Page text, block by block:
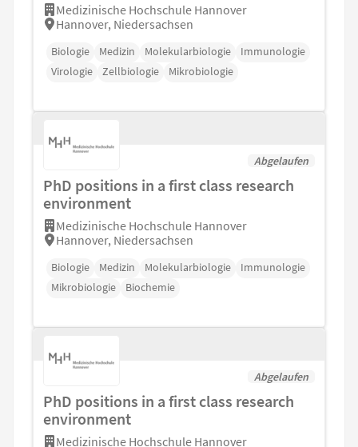
Medizinische Hochschule Hannover
Hannover, Niedersachsen
Biologie Medizin Molekularbiologie
Immunologie
Virologie
Zellbiologie Mikrobiologie
Abgelaufen
PhD positions in a first class research
environment
Medizinische Hochschule Hannover
Hannover, Niedersachsen
Biologie Medizin Molekularbiologie
Immunologie
Mikrobiologie
Biochemie
Abgelaufen
PhD positions in a first class research
environment
Medizinische Hochschule Hannover